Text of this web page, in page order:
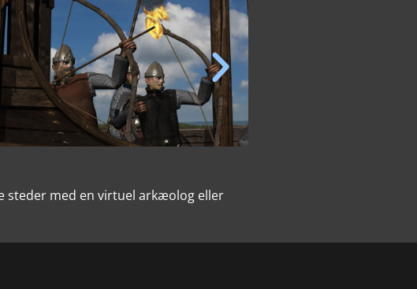
steder med en virtuel arkæolog eller